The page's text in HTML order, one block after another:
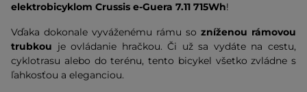
elektrobicyklom Crussis e-Guera 7.11 715Wh!
Vďaka dokonale vyváženému rámu so zníženou rámovou
trubkou je ovládanie hračkou. Či už sa vydáte na cestu,
cyklotrasu alebo do terénu, tento bicykel všetko zvládne s
ľahkosťou a eleganciou.